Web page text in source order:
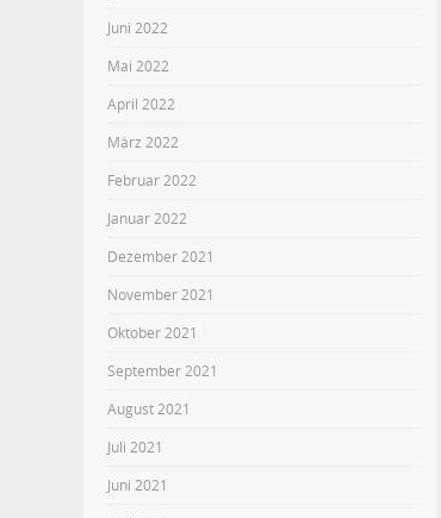
Juni 2022
Mai 2022
April 2022
März 2022
Februar 2022
Januar 2022
Dezember 2021
November 2021
Oktober 2021
September 2021
August 2021
Juli 2021
Juni 2021